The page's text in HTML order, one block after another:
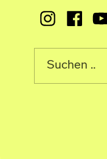
Instagram
Suche nach: